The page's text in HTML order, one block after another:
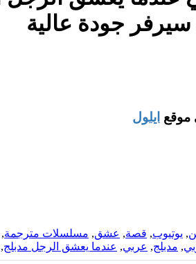
سيرفر جودة عالية
ايلول
, يوتيوب, قصة, عشق, مسلسلات مترجمة,
, مدبلج, عربي, عندما يعشق الرجل مدبلج,